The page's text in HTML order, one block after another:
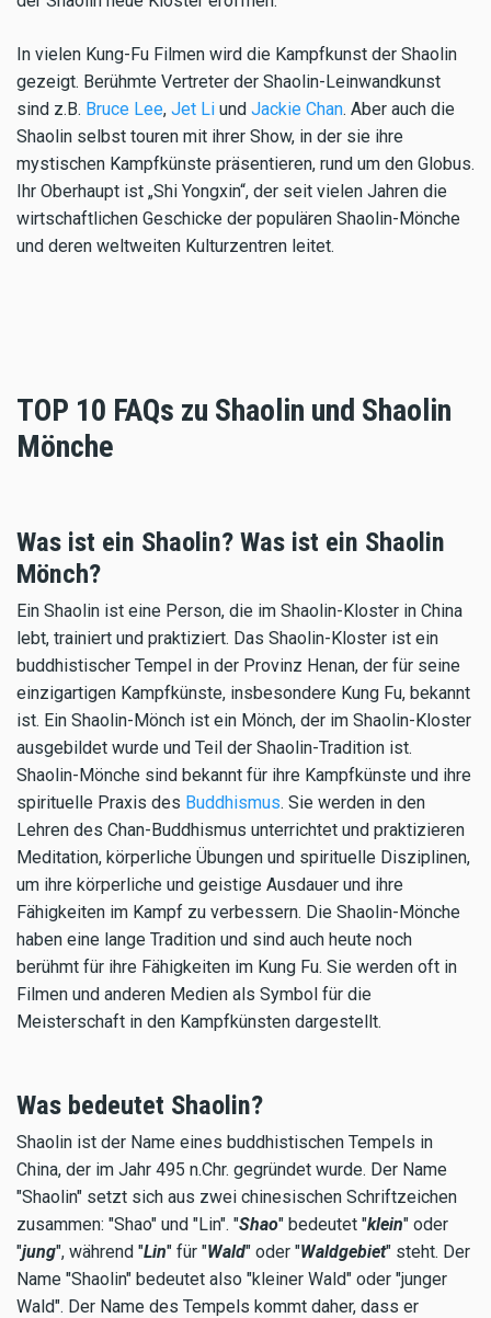
In vielen Kung-Fu Filmen wird die Kampfkunst der Shaolin
gezeigt. Berühmte Vertreter der Shaolin-Leinwandkunst
sind z.B. Bruce Lee, Jet Li und Jackie Chan. Aber auch die
Shaolin selbst touren mit ihrer Show, in der sie ihre
mystischen Kampfkünste präsentieren, rund um den Globus.
Ihr Oberhaupt ist „Shi Yongxin“, der seit vielen Jahren die
wirtschaftlichen Geschicke der populären Shaolin-Mönche
und deren weltweiten Kulturzentren leitet.
TOP 10 FAQs zu Shaolin und Shaolin
Mönche
Was ist ein Shaolin? Was ist ein Shaolin
Mönch?
Ein Shaolin ist eine Person, die im Shaolin-Kloster in China
lebt, trainiert und praktiziert. Das Shaolin-Kloster ist ein
buddhistischer Tempel in der Provinz Henan, der für seine
einzigartigen Kampfkünste, insbesondere Kung Fu, bekannt
ist. Ein Shaolin-Mönch ist ein Mönch, der im Shaolin-Kloster
ausgebildet wurde und Teil der Shaolin-Tradition ist.
Shaolin-Mönche sind bekannt für ihre Kampfkünste und ihre
spirituelle Praxis des Buddhismus. Sie werden in den
Lehren des Chan-Buddhismus unterrichtet und praktizieren
Meditation, körperliche Übungen und spirituelle Disziplinen,
um ihre körperliche und geistige Ausdauer und ihre
Fähigkeiten im Kampf zu verbessern. Die Shaolin-Mönche
haben eine lange Tradition und sind auch heute noch
berühmt für ihre Fähigkeiten im Kung Fu. Sie werden oft in
Filmen und anderen Medien als Symbol für die
Meisterschaft in den Kampfkünsten dargestellt.
Was bedeutet Shaolin?
Shaolin ist der Name eines buddhistischen Tempels in
China, der im Jahr 495 n.Chr. gegründet wurde. Der Name
"Shaolin" setzt sich aus zwei chinesischen Schriftzeichen
zusammen: "Shao" und "Lin". "Shao" bedeutet "klein" oder
"jung", während "Lin" für "Wald" oder "Waldgebiet" steht. Der
Name "Shaolin" bedeutet also "kleiner Wald" oder "junger
Wald". Der Name des Tempels kommt daher, dass er